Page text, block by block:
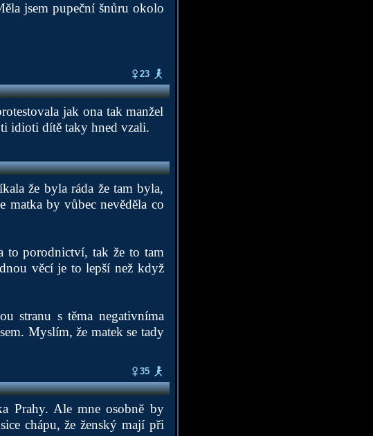
jsem pupeční šnůru okolo
23
jak ona tak manžel
idioti dítě taky hned vzali.
že byla ráda že tam byla,
matka by vůbec nevěděla co
to porodnictví, tak že to tam
věcí je to lepší než když
stranu s těma negativníma
Myslím, že matek se tady
35
Prahy. Ale mne osobně by
chápu, že ženský mají při